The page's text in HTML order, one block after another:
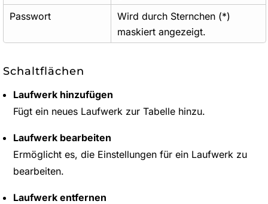
Passwort
Wird durch Sternchen (*)
maskiert angezeigt.
Schaltflächen
Laufwerk hinzufügen
Fügt ein neues Laufwerk zur Tabelle hinzu.
Laufwerk bearbeiten
Ermöglicht es, die Einstellungen für ein Laufwerk zu
bearbeiten.
Laufwerk entfernen